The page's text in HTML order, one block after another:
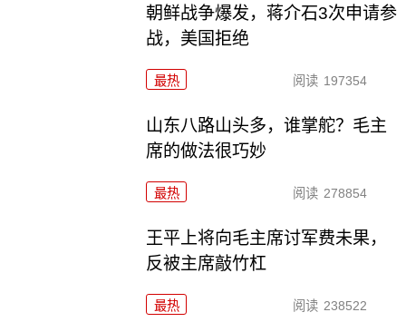
朝鲜战争爆发，蒋介石3次申请参
战，美国拒绝
最热 阅读 197354
山东八路山头多，谁掌舵？毛主
席的做法很巧妙
最热 阅读 278854
王平上将向毛主席讨军费未果，
反被主席敲竹杠
最热 阅读 238522